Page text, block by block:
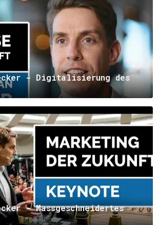
- Digitalisierung des
- Massgeschneidertes